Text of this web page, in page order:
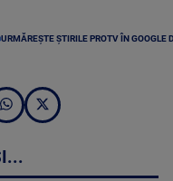
URMĂREȘTE ȘTIRILE PROTV ÎN GOOGLE